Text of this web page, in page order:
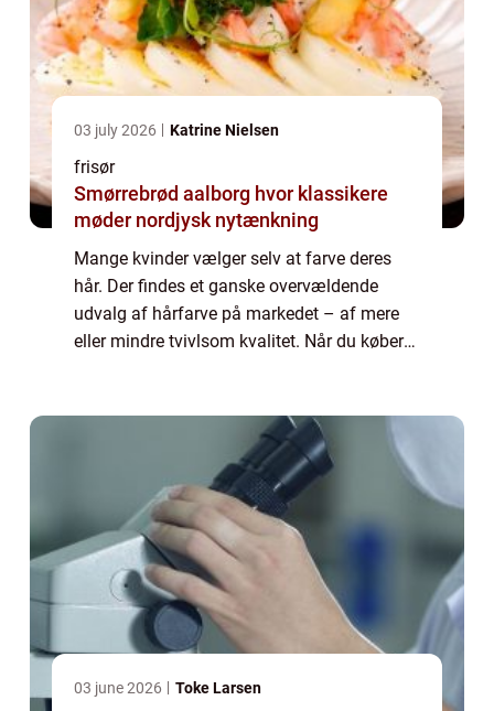
03 july 2026 Katrine Nielsen
frisør
Smørrebrød aalborg hvor klassikere
møder nordjysk nytænkning
Mange kvinder vælger selv at farve deres
hår. Der findes et ganske overvældende
udvalg af hårfarve på markedet – af mere
eller mindre tvivlsom kvalitet. Når du køber
03 june 2026 Toke Larsen